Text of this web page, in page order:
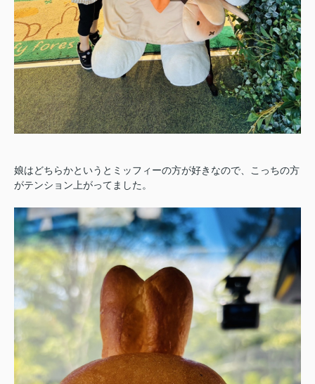
娘はどちらかというとミッフィーの方が好きなので、こっちの方
がテンション上がってました。